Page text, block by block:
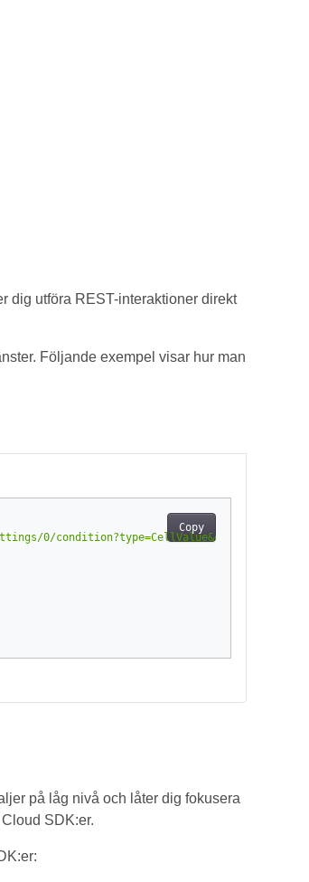
dig utföra REST-interaktioner direkt
Följande exempel visar hur man
Copy
0/
på låg nivå och låter dig fokusera
SDK:er.